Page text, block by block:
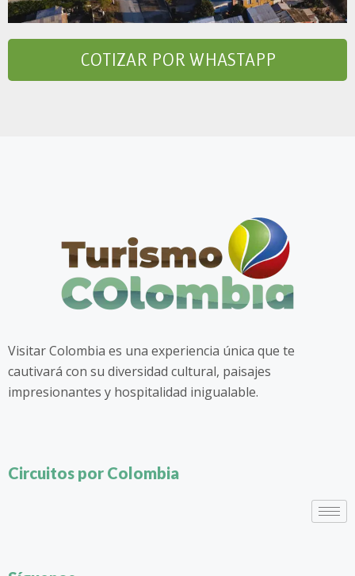
COTIZAR POR WHASTAPP
Visitar Colombia es una experiencia única que te
cautivará con su diversidad cultural, paisajes
impresionantes y hospitalidad inigualable.
Circuitos por Colombia